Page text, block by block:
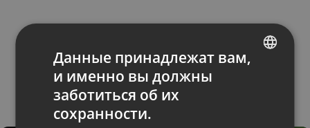
Данные принадлежат вам,
и именно вы должны
заботиться об их
сохранности.